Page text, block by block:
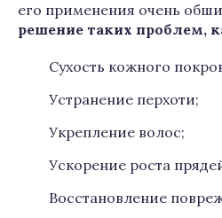
его применения очень
решение таких проблем,
Сухость кожного
Устранение перхоти;
Укрепление волос;
Ускорение роста
Восстановление